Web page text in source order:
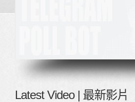
Latest Video | 最新影片